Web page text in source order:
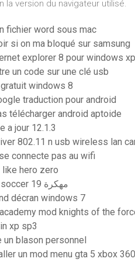
la version du navigateur utilisé.
fichier word sous mac
si on ma bloqué sur samsung
explorer 8 pour windows xp
un code sur une clé usb
windows 8
traduction pour android
télécharger android aptoide
a jour 12.1.3
802.11 n usb wireless lan
connecte pas au wifi
hero zero
Dream league soccer 19 مهكرة
décran windows 7
mod knights of the
xp sp3
un blason personnel
un mod menu gta 5 xbox 360